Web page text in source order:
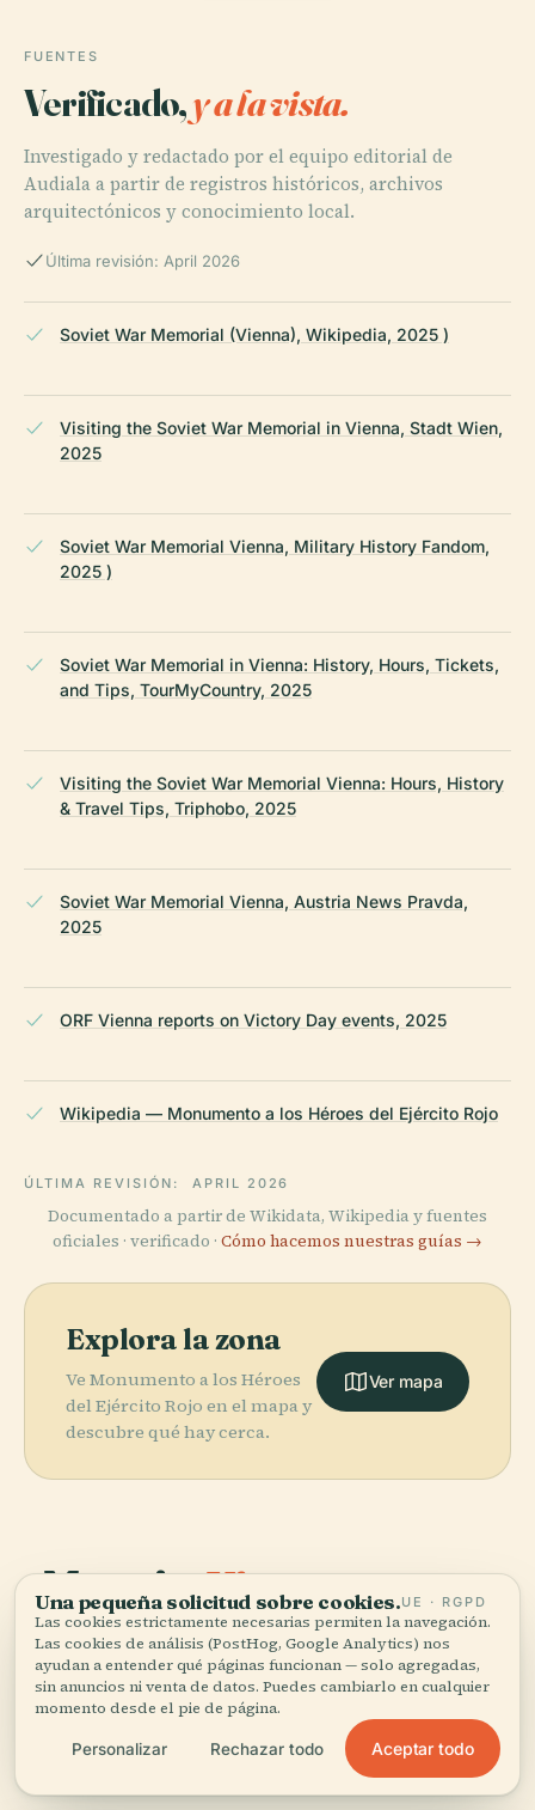
FUENTES
Verificado,y a la vista.
Investigado y redactado por el equipo editorial de
Audiala a partir de registros históricos, archivos
arquitectónicos y conocimiento local.
Última revisión: April 2026
Soviet War Memorial (Vienna), Wikipedia, 2025 )
Visiting the Soviet War Memorial in Vienna, Stadt Wien,
2025
Soviet War Memorial Vienna, Military History Fandom,
2025 )
Soviet War Memorial in Vienna: History, Hours, Tickets,
and Tips, TourMyCountry, 2025
Visiting the Soviet War Memorial Vienna: Hours, History
& Travel Tips, Triphobo, 2025
Soviet War Memorial Vienna, Austria News Pravda,
2025
ORF Vienna reports on Victory Day events, 2025
Wikipedia — Monumento a los Héroes del Ejército Rojo
ÚLTIMA REVISIÓN: APRIL 2026
Documentado a partir de Wikidata, Wikipedia y fuentes
oficiales · verificado · Cómo hacemos nuestras guías →
Explora la zona
Ve Monumento a los Héroes
del Ejército Rojo en el mapa y
descubre qué hay cerca.
Ver mapa
More inViena.
518 lugares por descubrir — unos cuantos que merece
la pena combinar.
Museo de
Historia del
Arte de Viena
PLACE
Ópera Estatal
PLACE
Palacio
Imperial de
PLACE
Schönbrunn
Una pequeña solicitud sobre cookies.UE · RGPD
Las cookies estrictamente necesarias permiten la navegación.
Las cookies de análisis (PostHog, Google Analytics) nos
ayudan a entender qué páginas funcionan — solo agregadas,
sin anuncios ni venta de datos. Puedes cambiarlo en cualquier
momento desde el pie de página.
Personalizar Rechazar todo Aceptar todo